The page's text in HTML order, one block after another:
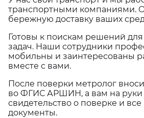
транспортными компаниями.
бережную доставку ваших
Готовы к поискам решений
задач. Наши сотрудники
мобильны и заинтересованы
вместе с вами.
После поверки метролог
во ФГИС АРШИН, а вам на руки
свидетельство о поверке и
документы.